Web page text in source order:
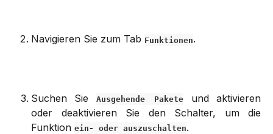
Navigieren Sie zum Tab Funktionen.
Suchen Sie Ausgehende Pakete
und aktivieren
oder deaktivieren Sie den Schalter, um die
Funktion ein- oder auszuschalten.